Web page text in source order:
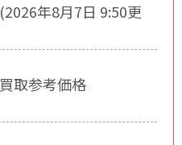
年8月7日 9:50更
取参考価格